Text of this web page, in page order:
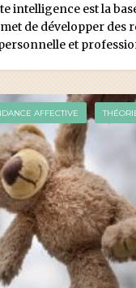
intelligence est la
de développer des
et
AFFECTIVE